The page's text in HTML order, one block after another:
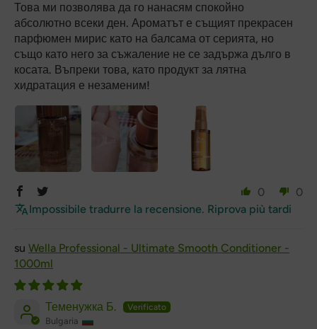
Това ми позволява да го нанасям спокойно
абсолютно всеки ден. Ароматът е същият прекрасен
парфюмен мирис като на балсама от серията, но
също като него за съжаление не се задържа дълго в
косата. Въпреки това, като продукт за лятна
хидратация е незаменим!
0
0
Impossibile tradurre la recensione. Riprova più tardi
Wella Professional - Ultimate Smooth Conditioner -
1000ml
Теменужка Б.
Bulgaria